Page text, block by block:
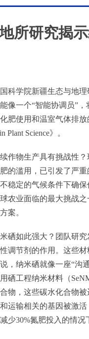
所研究揭
学院新疆生态与地理
像一个“智能协调员”
肥使用和温室气体排
Plant Science》。
物生产具有挑战性？
的滥用，已引发了严
稳定的气候条件下确
农业面临的最大挑战
案。
如此强大？团队研究
调节剂的作用。这些
，纳米硒就像一座“沟
硒工程纳米材料（
物，这些碳水化合物
运输相关的基因被激
少30%氮肥投入的情况